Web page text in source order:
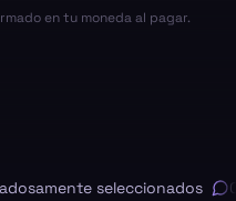
en tu moneda al pagar.
seleccionados